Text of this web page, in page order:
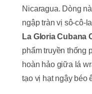
Nicaragua. Dòng
ngập tràn vị sô-cô-
La Gloria Cubana
phẩm truyền thống
hoàn hảo giữa lá
tạo vị hạt ngậy béo